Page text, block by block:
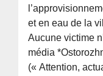
et en eau de la
Aucune victime
média
(« Attention,